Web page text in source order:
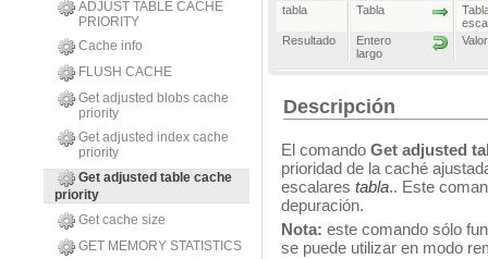
ADJUST TABLE CACHE
PRIORITY
Cache info
FLUSH CACHE
Get adjusted blobs cache
priority
Get adjusted index cache
priority
Get adjusted table cache
priority
Get cache size
GET MEMORY STATISTICS
tabla
Tabla
Resultado
Entero
largo
Descripción
El comando Get adjusted
prioridad de la caché
escalares tabla.. Este
depuración.
Nota: este comando sólo
se puede utilizar en modo